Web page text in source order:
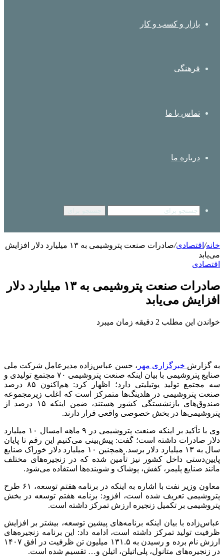
بازار و کسب و کار
فرهنگی
تماس با ما
درباره ما
خانه/ اقتصادی/
صادرات صنعت پتروشیمی به ۱۳ میلیارد دلار افزایش
می‌یابد
اقتصادی
صادرات صنعت پتروشیمی به ۱۳ میلیارد دلار
افزایش می‌یابد
خواندن این مطلب 2 دقیقه زمان میبرد
به گزارش خبرگزاری مهر ، حسن عباس‌زاده مدیرعامل شرکت ملی
صنایع پتروشیمی با بیان اینکه صنعت پتروشیمی ۷۰ مجتمع تولیدی و
سه مجتمع تولید یوتیلیتی
دارد؛ اظهار کرد: هم‌اکنون ۸۵ درصد
صنعت پتروشیمی در هلدینگ‌ها متمرکز است که اغلب زیرمجموعه
صندوق‌های بازنشستگی کشور هستند، ضمن اینکه ۱۵ درصد از
پتروشیمی‌ها در بخش خصوصی واقعی قرار دارند.
وی با تأکید بر اینکه صنعت پتروشیمی در ۹ ماهه امسال ۱۰ میلیارد
دلار صادرات داشته است؛ گفت: پیش‌بینی می‌کنیم این رقم تا پایان
سال به ۱۳ میلیارد دلار برسد. همچنین ۱۰ میلیارد دلار خوراک صنایع
پایین‌دستی داخل کشور
نیز تأمین شده که در زنجیره‌های مختلف
مانند صنایع پلیمر، کفش، پوشاک و شوینده‌ها استفاده می‌شود.
معاون وزیر نفت با اشاره به اینکه در برنامه هفتم توسعه، ۶۱ طرح
پتروشیمی تعریف شده است، افزود: برنامه هفتم توسعه در بخش
پتروشیمی بر تکمیل زنجیره ارزش تمرکز داشته است.
عباس‌زاده با بیان اینکه برنامه‌های پیشین توسعه، بیشتر بر افزایش
ظرفیت تولید تمرکز داشته است، ادامه داد: این برنامه زنجیره‌های
ارزش نام برده و رسیدن به ۱۳۱.۵ میلیون تن ظرفیت در افق
۱۴۰۷
در زنجیره‌های متانول، پلی‌اتیلن، اتیلن و… تقسیم شده است.